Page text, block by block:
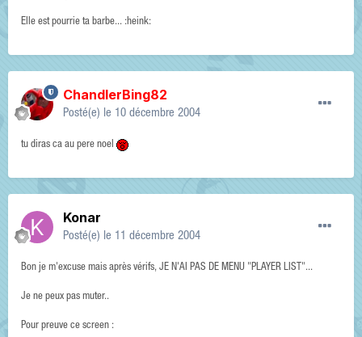
Elle est pourrie ta barbe... :heink:
ChandlerBing82
Posté(e) le 10 décembre 2004
tu diras ca au pere noel
Konar
Posté(e) le 11 décembre 2004
Bon je m'excuse mais après vérifs, JE N'AI PAS DE MENU "PLAYER LIST"...
Je ne peux pas muter..
Pour preuve ce screen :